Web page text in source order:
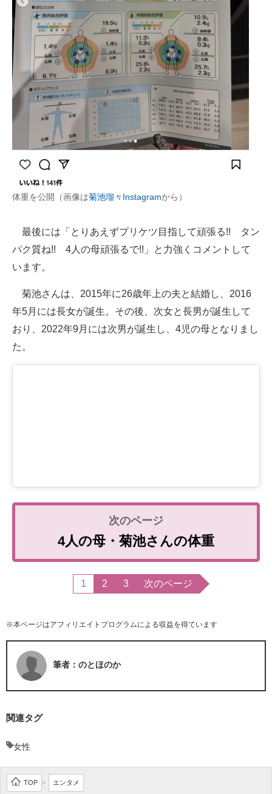
体重を公開（画像は菊池瑠々Instagramから）
最後には「とりあえずプリケツ目指して頑張る!! タン
パク質ね!! 4人の母頑張るで!!」と力強くコメントして
います。
菊池さんは、2015年に26歳年上の夫と結婚し、2016
年5月には長女が誕生。その後、次女と長男が誕生して
おり、2022年9月には次男が誕生し、4児の母となりまし
た。
4人の母・菊池さんの体重
1 2 3 次のページ
※本ページはアフィリエイトプログラムによる収益を得ています
筆者：のとほのか
関連タグ
女性
TOP > エンタメ